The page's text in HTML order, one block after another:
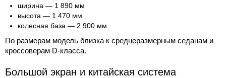
ширина — 1 890 мм
высота — 1 470 мм
колесная база — 2 900 мм
По размерам модель близка к среднеразмерным седанам и
кроссоверам D-класса.
Большой экран и китайская система